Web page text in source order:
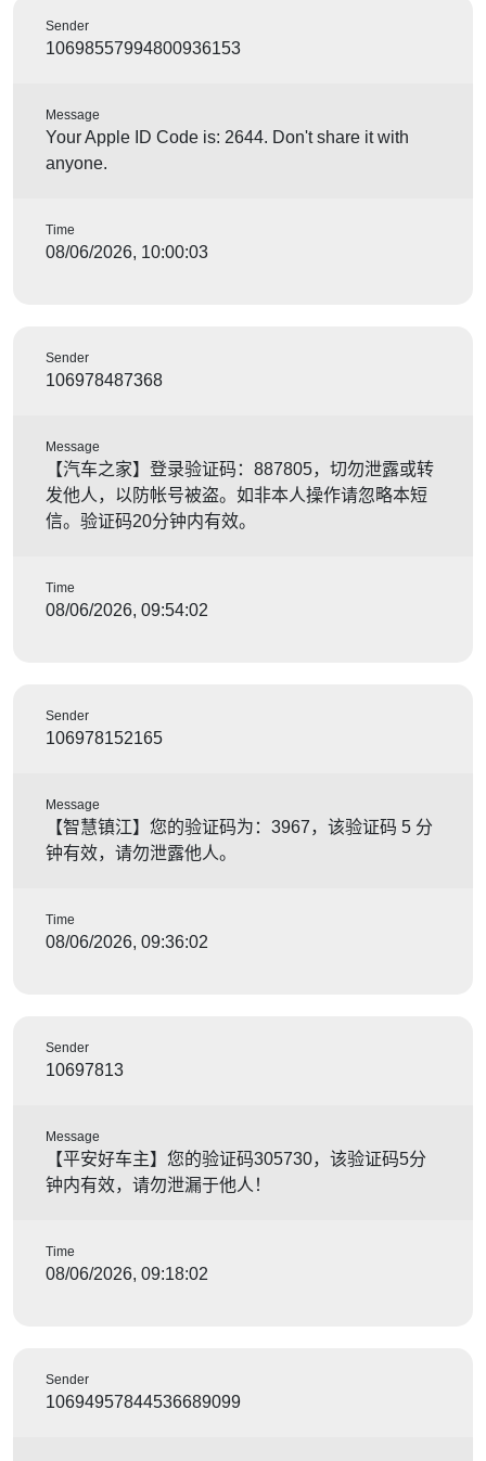
Sender
10698557994800936153
Message
Your Apple ID Code is: 2644. Don't share it with
anyone.
Time
08/06/2026, 10:00:03
Sender
106978487368
Message
【汽车之家】登录验证码：887805，切勿泄露或转
发他人，以防帐号被盗。如非本人操作请忽略本短
信。验证码20分钟内有效。
Time
08/06/2026, 09:54:02
Sender
106978152165
Message
【智慧镇江】您的验证码为：3967，该验证码 5 分
钟有效，请勿泄露他人。
Time
08/06/2026, 09:36:02
Sender
10697813
Message
【平安好车主】您的验证码305730，该验证码5分
钟内有效，请勿泄漏于他人！
Time
08/06/2026, 09:18:02
Sender
10694957844536689099